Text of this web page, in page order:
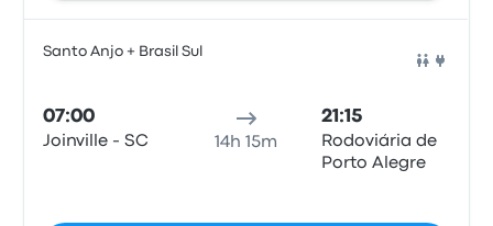
Santo Anjo + Brasil Sul
07:00
Joinville - SC 14h 15m
21:15
Rodoviária de
Porto Alegre